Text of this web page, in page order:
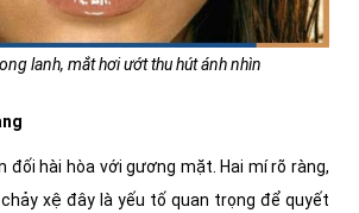
lanh, mắt hơi ướt thu hút ánh nhìn
hài hòa với gương mặt. Hai mí rõ ràng,
xệ đây là yếu tố quan trọng để quyết